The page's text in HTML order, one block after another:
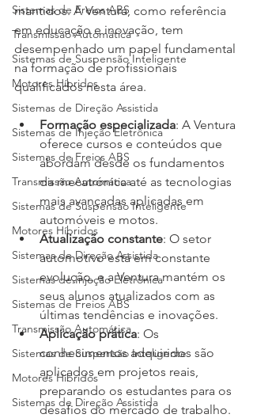
Sistemas de Freios ABS
Transmissão Automática
Sistemas de Suspensão Inteligente
Motores Híbridos
Sistemas de Direção Assistida
Sistemas de Injeção Eletrônica
Sistemas de Freios ABS
Transmissão Automática
Sistemas de Suspensão Inteligente
Motores Híbridos
Sistemas de Direção Assistida
Sistemas de Injeção Eletrônica
Sistemas de Freios ABS
Transmissão Automática
Sistemas de Suspensão Inteligente
Motores Híbridos
Sistemas de Direção Assistida
mantidos. A Ventura, como referência
em educação e inovação, tem
desempenhado um papel fundamental
na formação de profissionais
qualificados nesta área.
Formação especializada: A Ventura
oferece cursos e conteúdos que
abordam desde os fundamentos
da mecatrónica até as tecnologias
mais avançadas aplicadas em
automóveis e motos.
Atualização constante: O setor
automotivo está em constante
evolução, e a Ventura mantém os
seus alunos atualizados com as
últimas tendências e inovações.
Aplicação prática: Os
conhecimentos adquiridos são
aplicados em projetos reais,
preparando os estudantes para os
desafios do mercado de trabalho.